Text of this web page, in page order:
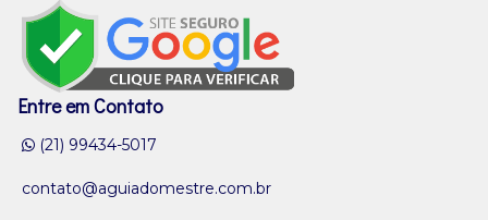
Entre em Contato
(21) 99434-5017
contato@aguiadomestre.com.br